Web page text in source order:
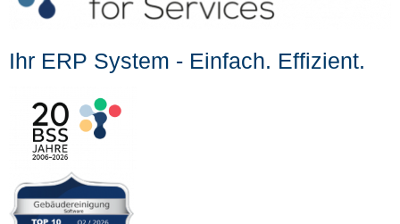
Ihr ERP System - Einfach. Effizient.